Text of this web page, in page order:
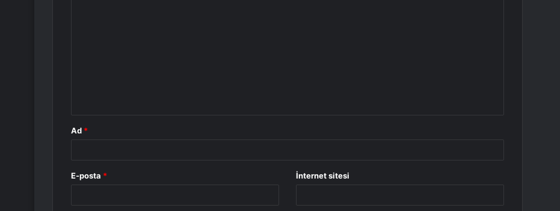
Ad *
E-posta * İnternet sitesi